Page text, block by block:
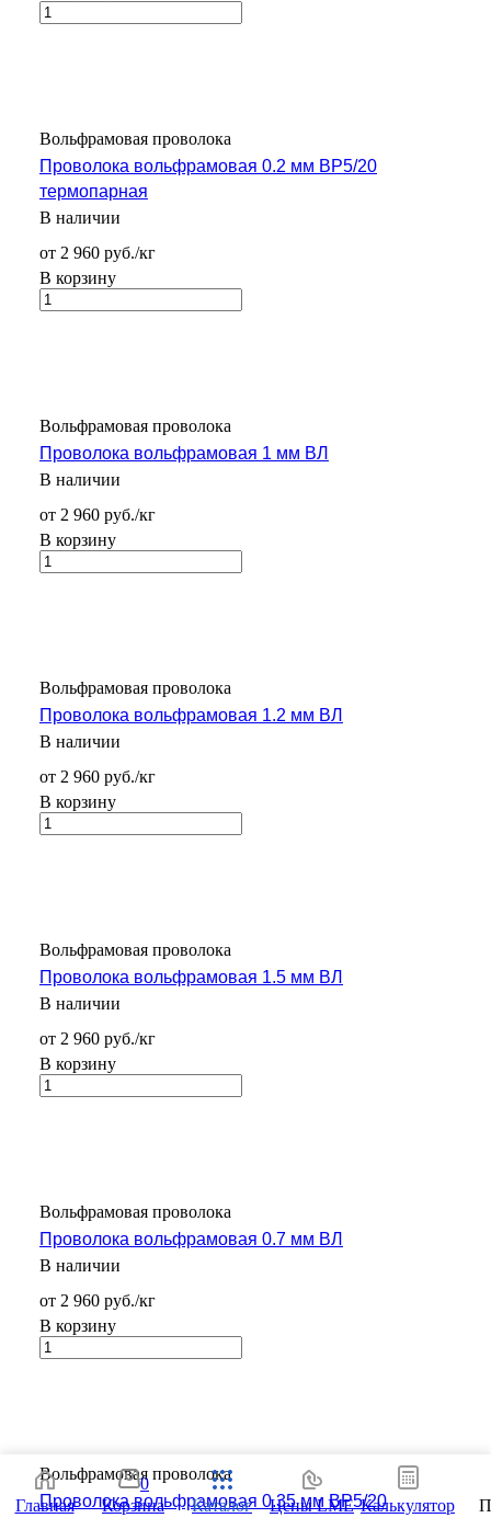
Вольфрамовая проволока
Проволока вольфрамовая 0.2 мм ВР5/20
термопарная
В наличии
от 2 960 руб./кг
В корзину
Вольфрамовая проволока
Проволока вольфрамовая 1 мм ВЛ
В наличии
от 2 960 руб./кг
В корзину
Вольфрамовая проволока
Проволока вольфрамовая 1.2 мм ВЛ
В наличии
от 2 960 руб./кг
В корзину
Вольфрамовая проволока
Проволока вольфрамовая 1.5 мм ВЛ
В наличии
от 2 960 руб./кг
В корзину
Вольфрамовая проволока
Проволока вольфрамовая 0.7 мм ВЛ
В наличии
от 2 960 руб./кг
В корзину
Вольфрамовая проволока
Проволока вольфрамовая 0.35 мм ВР5/20
Главная
0
Корзина
Каталог Цены LME Калькулятор